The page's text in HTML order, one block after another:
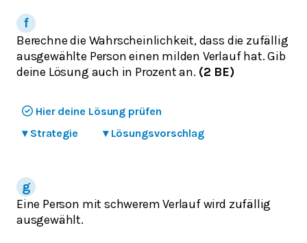
Berechne die Wahrscheinlichkeit, dass die zufällig
ausgewählte Person einen milden Verlauf hat. Gib
deine Lösung auch in Prozent an. (2 BE)
Hier deine Lösung prüfen
▾ Strategie ▾ Lösungsvorschlag
Eine Person mit schwerem Verlauf wird zufällig
ausgewählt.